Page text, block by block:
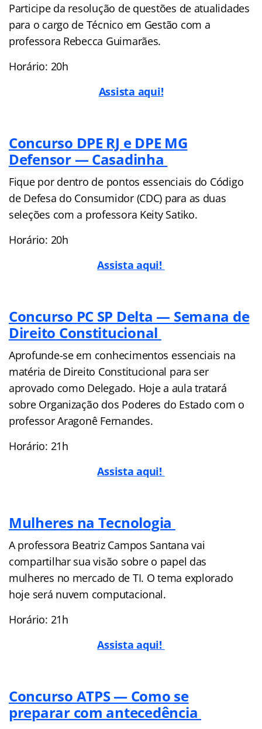
Participe da resolução de questões de atualidades
para o cargo de Técnico em Gestão com a
professora Rebecca Guimarães.
Horário: 20h
Assista aqui!
Concurso DPE RJ e DPE MG
Defensor — Casadinha
Fique por dentro de pontos essenciais do Código
de Defesa do Consumidor (CDC) para as duas
seleções com a professora Keity Satiko.
Horário: 20h
Assista aqui!
Concurso PC SP Delta — Semana de
Direito Constitucional
Aprofunde-se em conhecimentos essenciais na
matéria de Direito Constitucional para ser
aprovado como Delegado. Hoje a aula tratará
sobre Organização dos Poderes do Estado com o
professor Aragonê Fernandes.
Horário: 21h
Assista aqui!
Mulheres na Tecnologia
A professora Beatriz Campos Santana vai
compartilhar sua visão sobre o papel das
mulheres no mercado de TI. O tema explorado
hoje será nuvem computacional.
Horário: 21h
Assista aqui!
Concurso ATPS — Como se
preparar com antecedência